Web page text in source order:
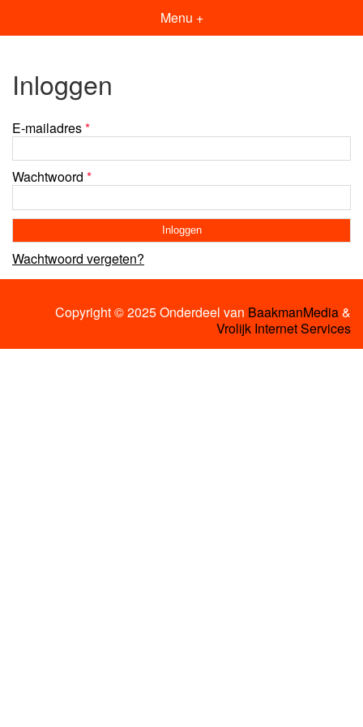
Menu +
Inloggen
E-mailadres*
Wachtwoord *
Wachtwoord vergeten?
Copyright © 2025 Onderdeel van BaakmanMedia&
Vrolijk Internet Services